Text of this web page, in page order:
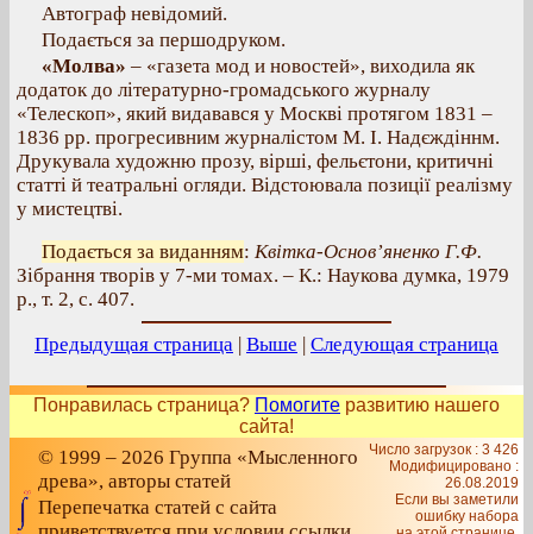
Автограф невідомий.
Подається за першодруком.
«Молва» – «газета мод и новостей», виходила як
додаток до літературно-громадського журналу
«Телескоп», який видавався у Москві протягом 1831 –
1836 рр. прогресивним журналістом М. І. Надєждіннм.
Друкувала художню прозу, вірші, фельєтони, критичні
статті й театральні огляди. Відстоювала позиції реалізму
у мистецтві.
Подається за виданням: Квітка-Основ’яненко Г.Ф.
Зібрання творів у 7-ми томах. – К.: Наукова думка, 1979
р., т. 2, с. 407.
Предыдущая страница | Выше | Следующая страница
Понравилась страница? Помогите развитию нашего
сайта!
© 1999 – 2026 Группа «Мысленного
древа», авторы статей
Перепечатка статей с сайта
Число загрузок : 3 426
Модифицировано :
26.08.2019
Если вы заметили
ошибку набора